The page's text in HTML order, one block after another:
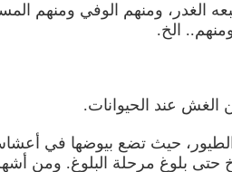
الغدر ، ومنهم الوفي ومنهم
الخ.
عند الحيوانات.
حيث تضع بيوضها في
بلوغ مرحلة البلوغ. ومن